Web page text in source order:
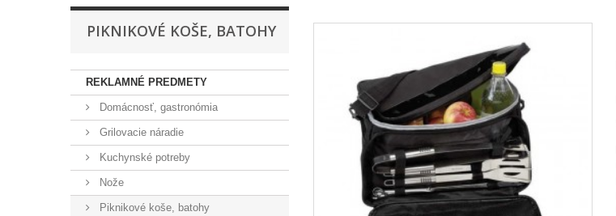
PIKNIKOVÉ KOŠE, BATOHY
REKLAMNÉ PREDMETY
Domácnosť, gastronómia
Grilovacie náradie
Kuchynské potreby
Nože
Piknikové koše, batohy